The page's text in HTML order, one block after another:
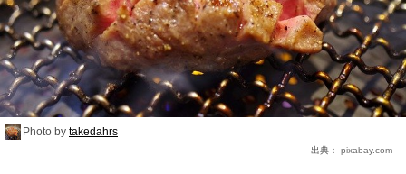
Photo by takedahrs
出典： pixabay.com